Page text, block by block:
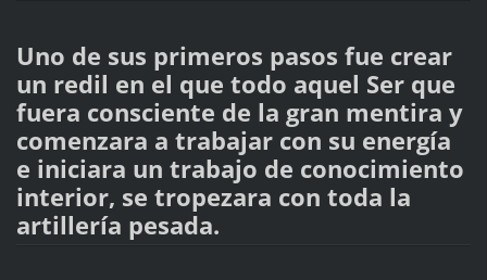
Uno de sus primeros pasos fue crear
un redil en el que todo aquel Ser que
fuera consciente de la gran mentira y
comenzara a trabajar con su energía
e iniciara un trabajo de conocimiento
interior, se tropezara con toda la
artillería pesada.